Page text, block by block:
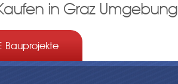
in Graz Umgebung
Bauprojekte